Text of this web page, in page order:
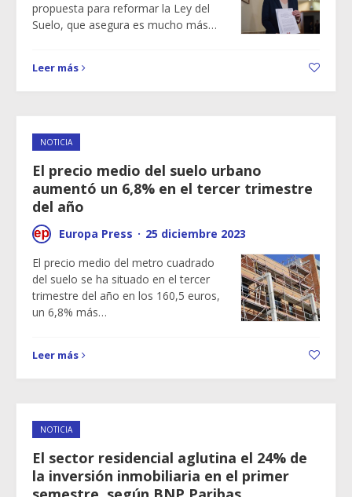
propuesta para reformar la Ley del
Suelo, que asegura es mucho más…
Leer más
NOTICIA
El precio medio del suelo urbano
aumentó un 6,8% en el tercer trimestre
del año
Europa Press · 25 diciembre 2023
El precio medio del metro cuadrado
del suelo se ha situado en el tercer
trimestre del año en los 160,5 euros,
un 6,8% más…
Leer más
NOTICIA
El sector residencial aglutina el 24% de
la inversión inmobiliaria en el primer